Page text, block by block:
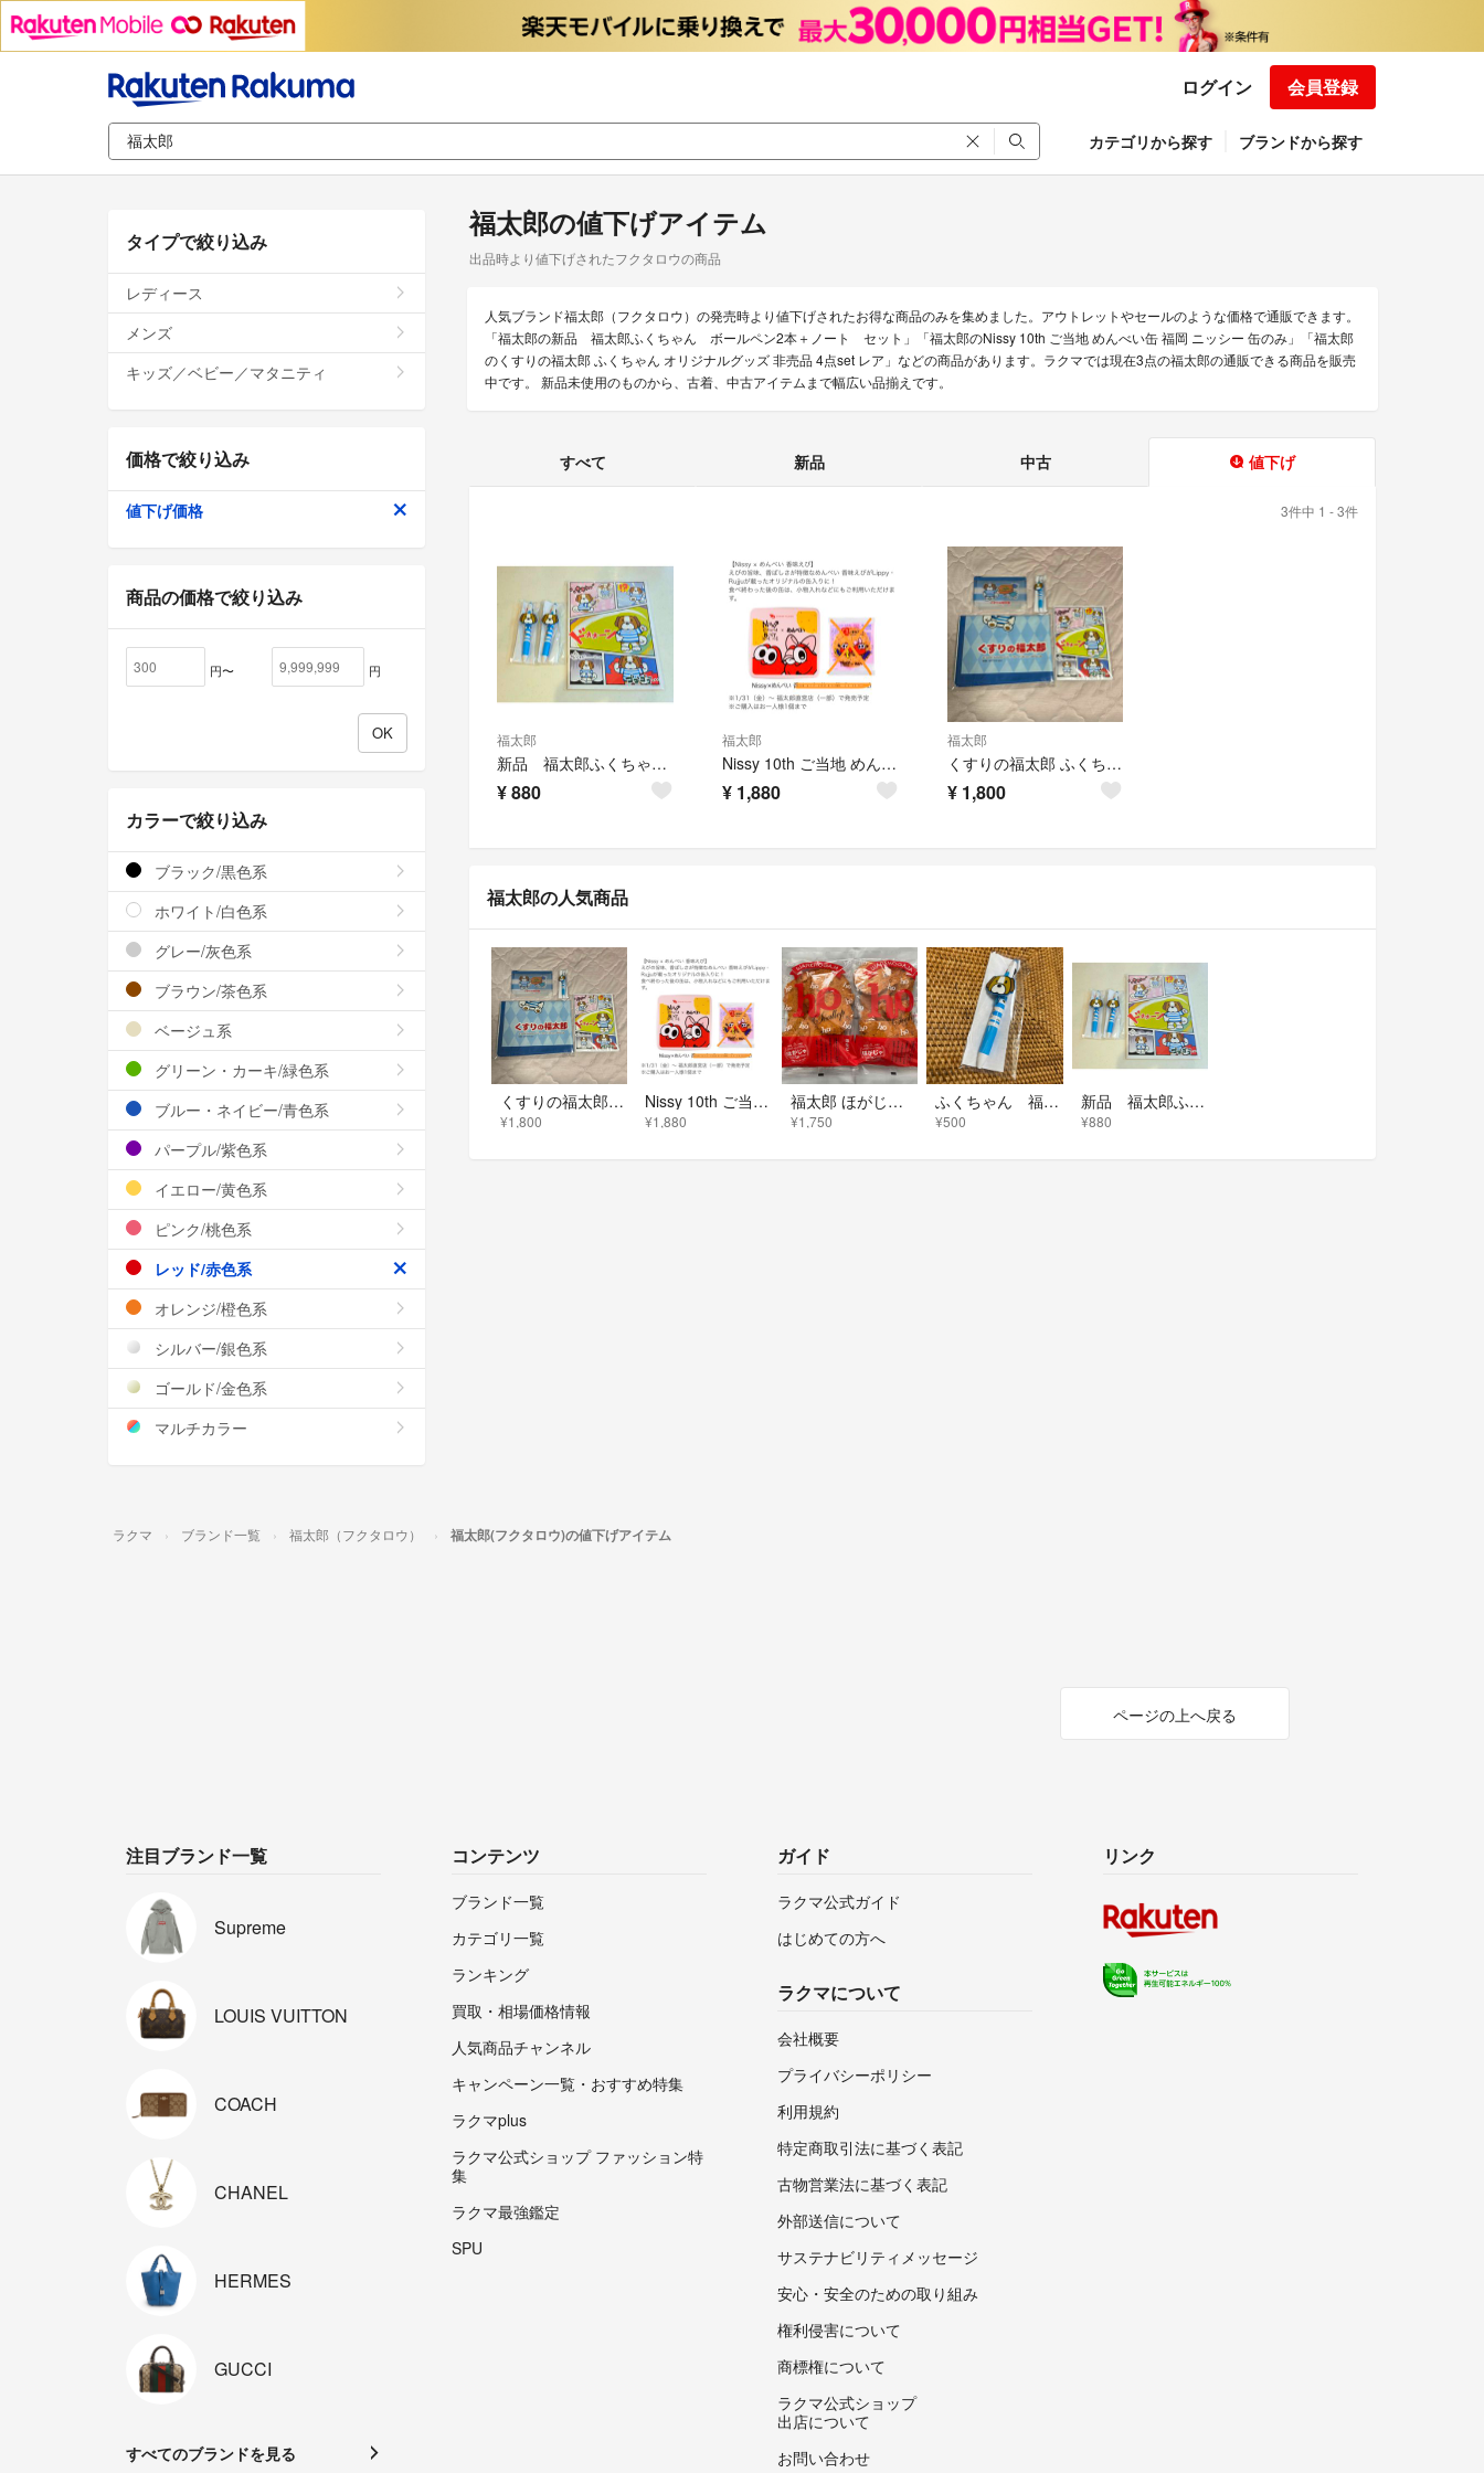
ログイン 会員登録
カテゴリから探す ブランドから探す
福太郎の値下げアイテム
出品時より値下げされたフクタロウの商品
人気ブランド福太郎（フクタロウ）の発売時より値下げされたお得な商品のみを集めました。アウトレットやセールのような価格で通販できます。
「福太郎の新品 福太郎ふくちゃん ボールペン2本＋ノート セット」「福太郎のNissy 10th ご当地 めんべい缶 福岡 ニッシー 缶のみ」「福太郎
のくすりの福太郎 ふくちゃん オリジナルグッズ 非売品 4点set レア」などの商品があります。ラクマでは現在3点の福太郎の通販できる商品を販売
中です。 新品未使用のものから、古着、中古アイテムまで幅広い品揃えです。
すべて 新品 中古 値下げ
3件中 1 - 3件
福太郎
新品 福太郎ふくちゃん ボールペン2本＋ノート セット
¥880
福太郎
Nissy 10th ご当地 めんべい缶 福岡 ニッシー 缶のみ
¥ 1,880
福太郎
くすりの福太郎 ふくちゃん オリジナルグッズ 非売品 4点set レア
¥ 1,800
福太郎の人気商品
くすりの福太郎 ふくちゃん オリジナルグッズ 非売品 4点set レア
¥1,800
Nissy 10th ご当地 めんべい缶 福岡 ニッシー 缶のみ
¥1,880
福太郎 ほがじゃ ほたて 180g × 2袋
¥1,750
ふくちゃん 福太郎 オリジナルラバー付きボールペン 非売品 新品
¥500
新品 福太郎ふくちゃん ボールペン2本＋ノート セット
¥880
タイプで絞り込み
レディース
メンズ
キッズ／ベビー／マタニティ
価格で絞り込み
値下げ価格
商品の価格で絞り込み
円〜 円
カラーで絞り込み
ブラック/黒色系
ホワイト/白色系
グレー/灰色系
ブラウン/茶色系
ベージュ系
グリーン・カーキ/緑色系
ブルー・ネイビー/青色系
パープル/紫色系
イエロー/黄色系
ピンク/桃色系
レッド/赤色系
オレンジ/橙色系
シルバー/銀色系
ゴールド/金色系
マルチカラー
ラクマ ブランド一覧 福太郎（フクタロウ） 福太郎(フクタロウ)の値下げアイテム
ページの上へ戻る
注目ブランド一覧
Supreme
LOUIS VUITTON
COACH
CHANEL
HERMES
GUCCI
すべてのブランドを見る
コンテンツ
ブランド一覧
カテゴリ一覧
ランキング
買取・相場価格情報
人気商品チャンネル
キャンペーン一覧・おすすめ特集
ラクマplus
ラクマ公式ショップ ファッション特
集
ラクマ最強鑑定
SPU
ガイド
ラクマ公式ガイド
はじめての方へ
ラクマについて
会社概要
プライバシーポリシー
利用規約
特定商取引法に基づく表記
古物営業法に基づく表記
外部送信について
サステナビリティメッセージ
安心・安全のための取り組み
権利侵害について
商標権について
ラクマ公式ショップ
出店について
お問い合わせ
リンク